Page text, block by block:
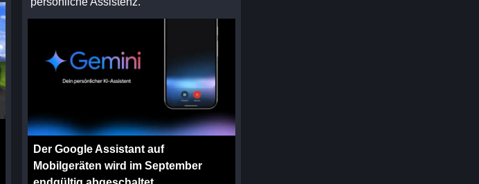
Der Google Assistant auf
Mobilgeräten wird im September